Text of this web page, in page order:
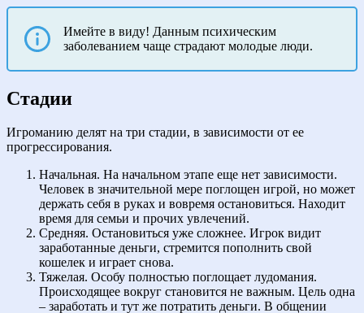
Имейте в виду! Данным психическим
заболеванием чаще страдают молодые люди.
Стадии
Игроманию делят на три стадии, в зависимости от ее
прогрессирования.
Начальная. На начальном этапе еще нет зависимости.
Человек в значительной мере поглощен игрой, но может
держать себя в руках и вовремя остановиться. Находит
время для семьи и прочих увлечений.
Средняя. Остановиться уже сложнее. Игрок видит
заработанные деньги, стремится пополнить свой
кошелек и играет снова.
Тяжелая. Особу полностью поглощает лудомания.
Происходящее вокруг становится не важным. Цель одна
– заработать и тут же потратить деньги. В общении